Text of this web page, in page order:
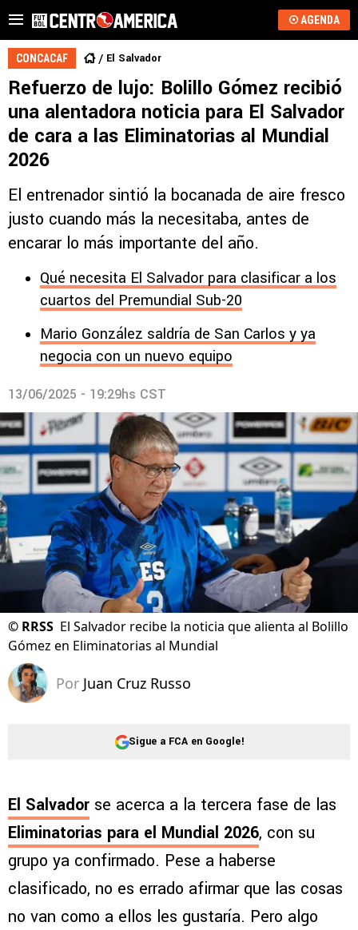
AGENDA
CONCACAF El Salvador
Refuerzo de lujo: Bolillo Gómez recibió
una alentadora noticia para El Salvador
de cara a las Eliminatorias al Mundial
2026
El entrenador sintió la bocanada de aire fresco
justo cuando más la necesitaba, antes de
encarar lo más importante del año.
Qué necesita El Salvador para clasificar a los
cuartos del Premundial Sub-20
Mario González saldría de San Carlos y ya
negocia con un nuevo equipo
13/06/2025 - 19:29hs CST
© RRSS El Salvador recibe la noticia que alienta al Bolillo
Gómez en Eliminatorias al Mundial
Por Juan Cruz Russo
Sigue a FCA en Google!
El Salvador se acerca a la tercera fase de las
Eliminatorias para el Mundial 2026, con su
grupo ya confirmado. Pese a haberse
clasificado, no es errado afirmar que las cosas
no van como a ellos les gustaría. Pero algo